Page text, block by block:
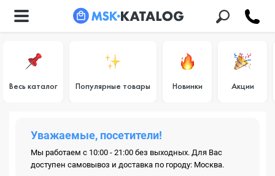
Весь каталог Популярные товары Новинки Акции
Уважаемые, посетители!
Мы работаем с 10:00 - 21:00 без выходных. Для Вас
доступен самовывоз и доставка по городу: Москва.